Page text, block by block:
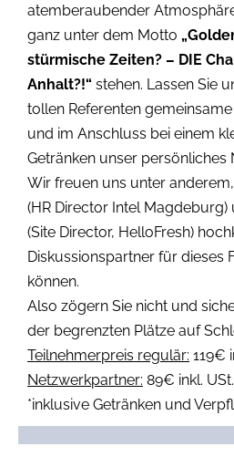
atemberaubender
ganz unter dem Motto
stürmische Zeiten? – DIE
Anhalt?!“ stehen. Lassen Sie
tollen Referenten
und im Anschluss bei einem
Getränken unser persönliches
Wir freuen uns unter
(HR Director Intel Magdeburg)
(Site Director, HelloFresh)
Diskussionspartner für dieses
können.
Also zögern Sie nicht und
der begrenzten Plätze auf
Teilnehmerpreis regulär: 119€
Netzwerkpartner: 89€ inkl.
*inklusive Getränken und